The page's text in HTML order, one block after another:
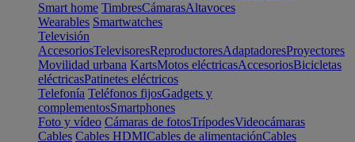
Smart home TimbresCámarasAltavoces
Wearables Smartwatches
Televisión
AccesoriosTelevisoresReproductoresAdaptadoresProyectores
Movilidad urbana KartsMotos eléctricasAccesoriosBicicletas
eléctricasPatinetes eléctricos
Telefonía Teléfonos fijosGadgets y
complementosSmartphones
Foto y vídeo Cámaras de fotosTrípodesVideocámaras
Cables Cables HDMICables de alimentaciónCables